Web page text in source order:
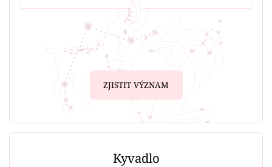
ZJISTIT VÝZNAM
Kyvadlo